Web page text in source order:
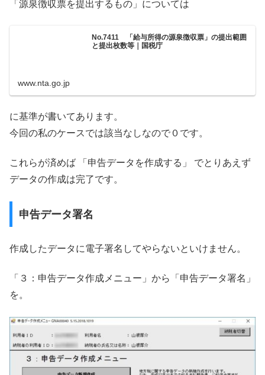
「源泉徴収票を提出するもの」については
No.7411 「給与所得の源泉徴収票」の提出範囲
と提出枚数等｜国税庁
www.nta.go.jp
に基準が書いてあります。
今回の私のケースでは該当なしなので０です。
これらが済めば 「申告データを作成する」 でとりあえず
データの作成は完了です。
申告データ署名
作成したデータに電子署名してやらないといけません。
「３：申告データ作成メニュー」から「申告データ署名」
を。